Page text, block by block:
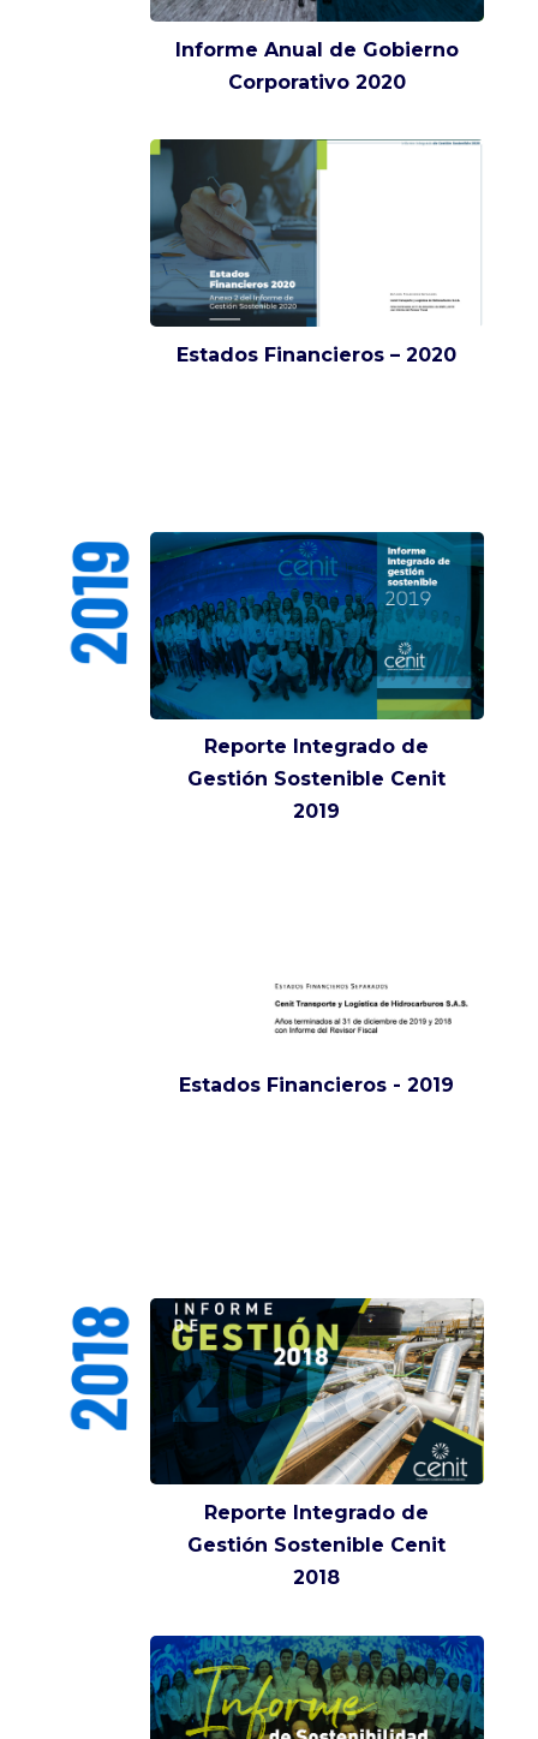
Informe Anual de Gobierno
Corporativo 2020
Estados Financieros – 2020
2019
Reporte Integrado de
Gestión Sostenible Cenit
2019
Estados Financieros - 2019
2018
Reporte Integrado de
Gestión Sostenible Cenit
2018